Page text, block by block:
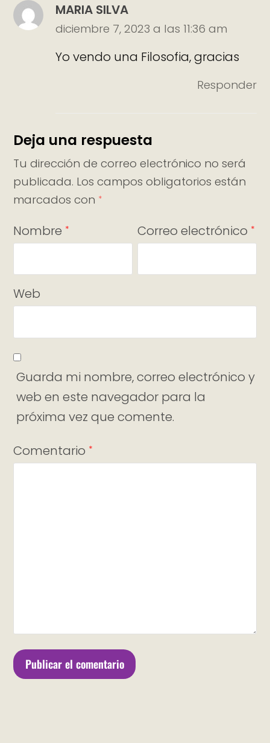
MARIA SILVA
diciembre 7, 2023 a las 11:36 am
Yo vendo una Filosofia, gracias
Responder
Deja una respuesta
Tu dirección de correo electrónico no será
publicada. Los campos obligatorios están
marcados con *
Nombre * Correo electrónico *
Web
Guarda mi nombre, correo electrónico y
web en este navegador para la
próxima vez que comente.
Comentario *